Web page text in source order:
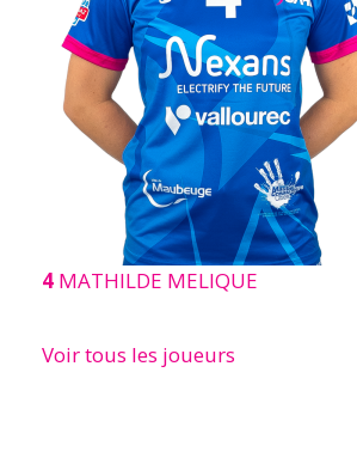
4 MATHILDE MELIQUE
Voir tous les joueurs